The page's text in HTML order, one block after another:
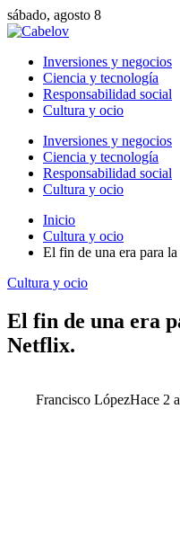
sábado, agosto 8
Inversiones y negocios
Ciencia y tecnología
Responsabilidad social
Cultura y ocio
Inversiones y negocios
Ciencia y tecnología
Responsabilidad social
Cultura y ocio
Inicio
Cultura y ocio
El fin de una era para
Cultura y ocio
El fin de una era
Netflix.
Francisco LópezHace 2